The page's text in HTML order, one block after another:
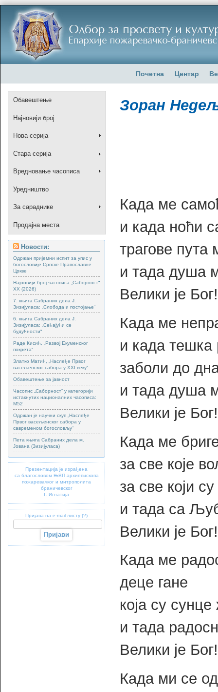
Почетна Центар
Обавештење
Најновији број
Нова серија
Стара серија
Вредновање часописа
Уредништво
За сараднике
Продајна места
Новости:
Одржан пријемни испит за упис у
богословије Српске Православне
Цркве
Најновији број часописа „Саборност“
XX (2026)
7. књига Сабраних дела Ј.
Зизијуласа: „Слобода и постојање“
6. књига Сабраних дела Ј.
Зизијуласа: „Сећајући се
будућности“
Раде Кисић, „Развој Екуменског
покрета“
Златко Матић, „Наслеђе Првог
васељенског сабора у XXI веку“
Обавештење за јавност
Часопис „Саборност“ у категорији
истакнутих националних часописа:
М52
Одржан је научни скуп „Наслеђе
Првог васељенског сабора у
савременом богословљу“
Пета књига Сабраних дела м.
Јована (Зизијуласа)
Презентација је израђена
са благословом ЊВП архиепископа
пожаревачког и митрополита
браничевског
Г. Игнатија
Пријава на e-mail листу (?)
Зоран
Када ме
и када ноћи
трагове пута
и тада душа
Велики је Бог!
Када ме
и када тешка
заболи до
и тада душа
Велики је Бог!
Када ме
за све које
за све који
и тада са
Велики је Бог!
Када ме
деце гане
која су
и тада
Велики је Бог!
Када ми се